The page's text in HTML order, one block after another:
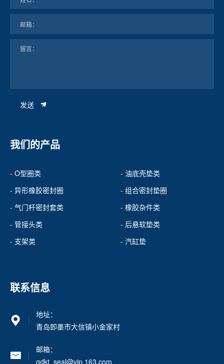
发送
我们的产品
- O型圈类
- 油底壳垫类
- 异形橡胶密封圈
- 组合密封垫圈
- 气门杆密封套类
- 橡胶杂件类
- 管接头类
- 后悬软垫类
- 支架类
- 汽缸垫
联系信息
地址：
青岛即墨市大信镇小金家村
邮箱：
qdkt_seal@vip.163.com